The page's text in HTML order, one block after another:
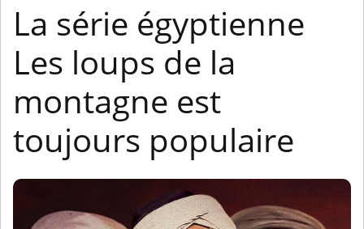
La série égyptienne
Les loups de la
montagne est
toujours populaire